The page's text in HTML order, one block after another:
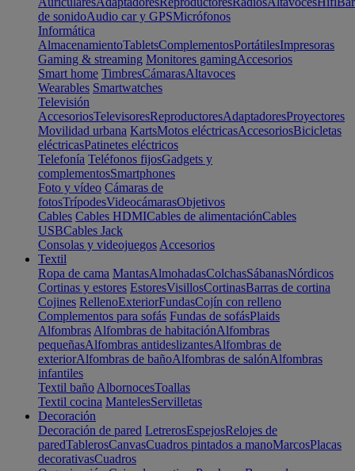
de sonidoAudio car y GPSMicrófonos
Informática
AlmacenamientoTabletsComplementosPortátilesImpresoras
Gaming & streaming Monitores gamingAccesorios
Smart home TimbresCámarasAltavoces
Wearables Smartwatches
Televisión
AccesoriosTelevisoresReproductoresAdaptadoresProyectores
Movilidad urbana KartsMotos eléctricasAccesoriosBicicletas
eléctricasPatinetes eléctricos
Telefonía Teléfonos fijosGadgets y
complementosSmartphones
Foto y vídeo Cámaras de
fotosTrípodesVideocámarasObjetivos
Cables Cables HDMICables de alimentaciónCables
USBCables Jack
Consolas y videojuegos Accesorios
Textil
Ropa de cama MantasAlmohadasColchasSábanasNórdicos
Cortinas y estores EstoresVisillosCortinasBarras de cortina
Cojines RellenoExteriorFundasCojín con relleno
Complementos para sofás Fundas de sofásPlaids
Alfombras Alfombras de habitaciónAlfombras
pequeñasAlfombras antideslizantesAlfombras de
exteriorAlfombras de bañoAlfombras de salónAlfombras
infantiles
Textil baño AlbornocesToallas
Textil cocina MantelesServilletas
Decoración
Decoración de pared LetrerosEspejosRelojes de
paredTablerosCanvasCuadros pintados a manoMarcosPlacas
decorativasCuadros